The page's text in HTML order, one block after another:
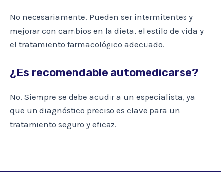
No necesariamente. Pueden ser intermitentes y
mejorar con cambios en la dieta, el estilo de vida y
el tratamiento farmacológico adecuado.
¿Es recomendable automedicarse?
No. Siempre se debe acudir a un especialista, ya
que un diagnóstico preciso es clave para un
tratamiento seguro y eficaz.